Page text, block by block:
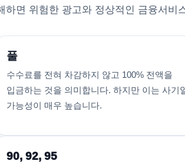
하면 위험한 광고와 정상적인 금융서비
풀
수수료를 전혀 차감하지 않고 100% 전액을
입금하는 것을 의미합니다. 하지만 이는 사기
가능성이 매우 높습니다.
90, 92, 95